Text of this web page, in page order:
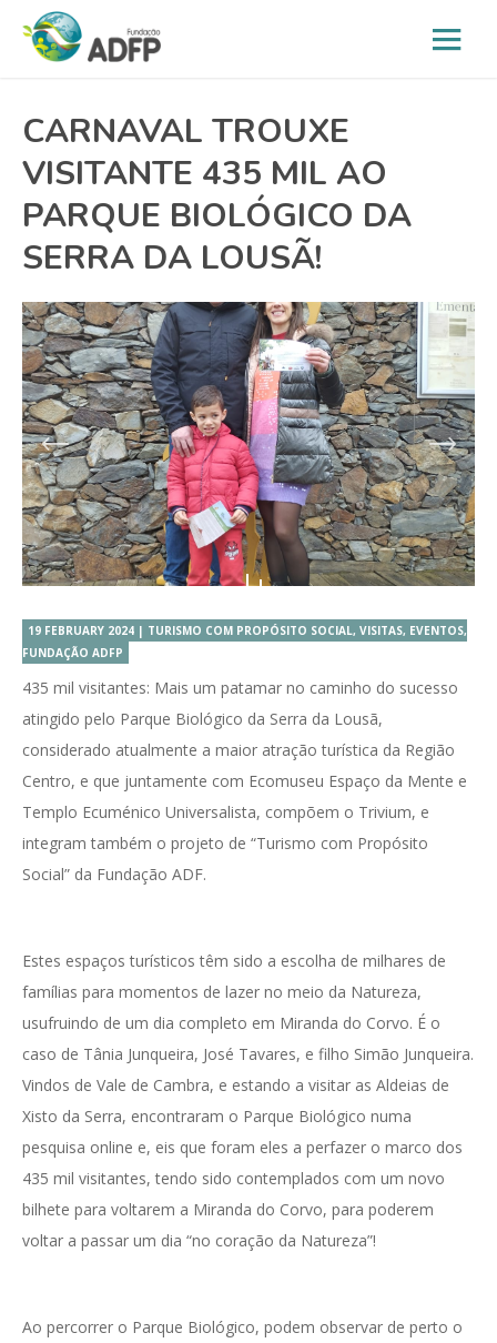
CARNAVAL TROUXE
VISITANTE 435 MIL AO
PARQUE BIOLÓGICO DA
SERRA DA LOUSÃ!
19 FEBRUARY 2024 | TURISMO COM PROPÓSITO SOCIAL, VISITAS, EVENTOS,
FUNDAÇÃO ADFP
435 mil visitantes: Mais um patamar no caminho do sucesso
atingido pelo Parque Biológico da Serra da Lousã,
considerado atualmente a maior atração turística da Região
Centro, e que juntamente com Ecomuseu Espaço da Mente e
Templo Ecuménico Universalista, compõem o Trivium, e
integram também o projeto de “Turismo com Propósito
Social” da Fundação ADF.
Estes espaços turísticos têm sido a escolha de milhares de
famílias para momentos de lazer no meio da Natureza,
usufruindo de um dia completo em Miranda do Corvo. É o
caso de Tânia Junqueira, José Tavares, e filho Simão Junqueira.
Vindos de Vale de Cambra, e estando a visitar as Aldeias de
Xisto da Serra, encontraram o Parque Biológico numa
pesquisa online e, eis que foram eles a perfazer o marco dos
435 mil visitantes, tendo sido contemplados com um novo
bilhete para voltarem a Miranda do Corvo, para poderem
voltar a passar um dia “no coração da Natureza”!
Ao percorrer o Parque Biológico, podem observar de perto o